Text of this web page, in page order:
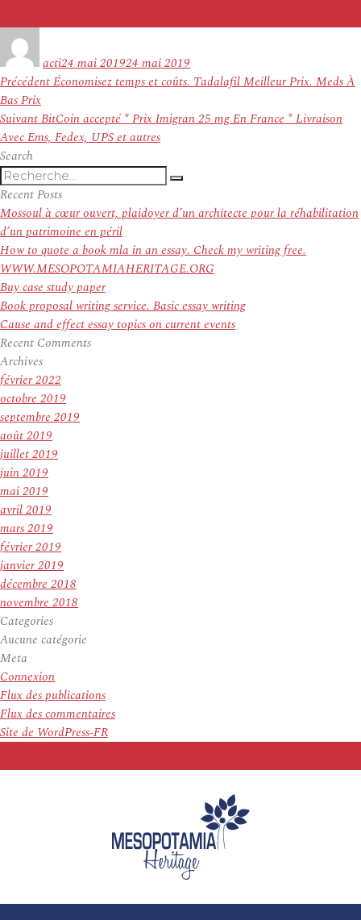
actile
24 mai 201924 mai 2019
Navigation
de
l’article
PrécédentArticle
Économisez temps et coûts. Tadalafil Meilleur Prix. Meds À
Bas Prix
SuivantArticle
suivant :
BitCoin accepté * Prix Imigran 25 mg En France * Livraison
Avec Ems, Fedex, UPS et autres
Search
Recherche
pour
:
Recherche
Recent Posts
Mossoul à cœur ouvert, plaidoyer d’un architecte pour la réhabilitation
d’un patrimoine en péril
How to quote a book mla in an essay. Check my writing free.
WWW.MESOPOTAMIAHERITAGE.ORG
Buy case study paper
Book proposal writing service. Basic essay writing
Cause and effect essay topics on current events
Recent Comments
Archives
février 2022
octobre 2019
septembre 2019
août 2019
juillet 2019
juin 2019
mai 2019
avril 2019
mars 2019
février 2019
janvier 2019
décembre 2018
novembre 2018
Categories
Aucune catégorie
Meta
Connexion
Flux des publications
Flux des commentaires
Site de WordPress-FR